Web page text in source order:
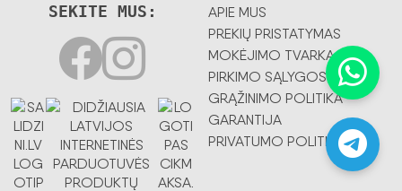
APIE MUS
PREKIŲ PRISTATYMAS
MOKĖJIMO TVARKA
PIRKIMO SĄLYGOS
GRĄŽINIMO POLITIKA
GARANTIJA
PRIVATUMO POLITIKA
SEKITE MUS: